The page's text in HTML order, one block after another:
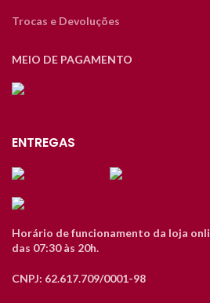
Trocas e Devoluções
MEIO DE PAGAMENTO
ENTREGAS
Horário de funcionamento da loja
das 07:30 às 20h.
CNPJ: 62.617.709/0001-98